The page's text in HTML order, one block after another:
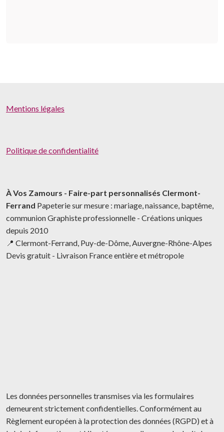
Mentions légales
Politique de confidentialité
À Vos Zamours - Faire-part personnalisés Clermont-
Ferrand Papeterie sur mesure : mariage, naissance, baptême,
communion Graphiste professionnelle - Créations uniques
depuis 2010
📍 Clermont-Ferrand, Puy-de-Dôme, Auvergne-Rhône-Alpes
Devis gratuit - Livraison France entière et métropole
Les données personnelles transmises via les formulaires
demeurent strictement confidentielles. Conformément au
Règlement européen à la protection des données (RGPD) et à